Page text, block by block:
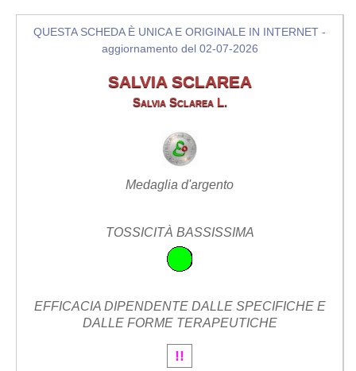
QUESTA SCHEDA È UNICA E ORIGINALE IN INTERNET -
aggiornamento del 02-07-2026
SALVIA SCLAREA
Salvia Sclarea L.
Medaglia d'argento
TOSSICITÀ BASSISSIMA
EFFICACIA DIPENDENTE DALLE SPECIFICHE E
DALLE FORME TERAPEUTICHE
!!